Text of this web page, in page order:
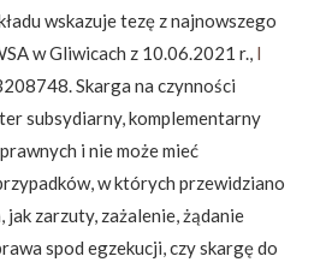
wskazuje tezę z najnowszego
w Gliwicach z 10.06.2021 r., I
Skarga na czynności
subsydiarny, komplementarny
i nie może mieć
w których przewidziano
jak zarzuty, zażalenie, żądanie
spod egzekucji, czy skargę do